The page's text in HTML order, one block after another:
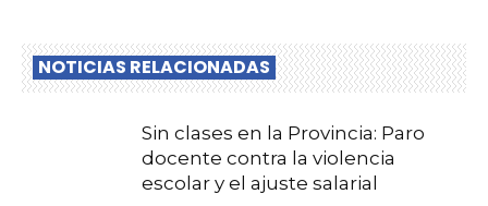
NOTICIAS RELACIONADAS
Sin clases en la Provincia: Paro
docente contra la violencia
escolar y el ajuste salarial